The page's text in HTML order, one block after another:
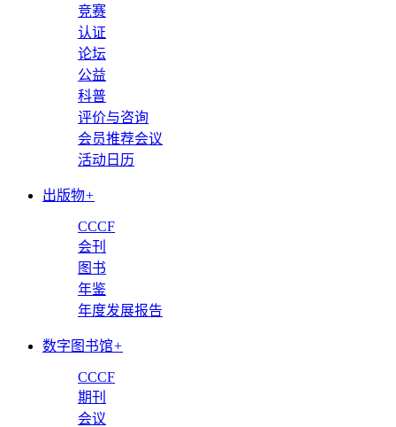
竞赛
认证
论坛
公益
科普
评价与咨询
会员推荐会议
活动日历
出版物+
CCCF
会刊
图书
年鉴
年度发展报告
数字图书馆+
CCCF
期刊
会议